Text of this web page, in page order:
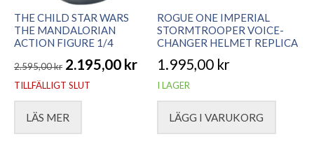
THE CHILD STAR WARS
THE MANDALORIAN
ACTION FIGURE 1/4
2.595,00kr
Det
ursprungliga
priset
2.195,00 kr
Det
nuvarande
priset
TILLFÄLLIGT SLUT
LÄS MER
ROGUE ONE IMPERIAL
STORMTROOPER VOICE-
CHANGER HELMET REPLICA
1.995,00 kr
I LAGER
LÄGG I VARUKORG